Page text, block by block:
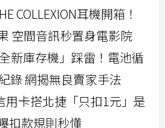
COLLEXION耳機開箱！
空間音訊秒置身電影院
新庫存機」踩雷！電池循
錄 網揭無良賣家手法
用卡搭北捷「只扣1元」是
扣款規則秒懂